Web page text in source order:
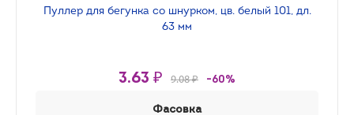
Пуллер для бегунка со шнурком, цв. белый 101, дл.
63 мм
3.63 ₽ 9.08 ₽ -60%
Фасовка